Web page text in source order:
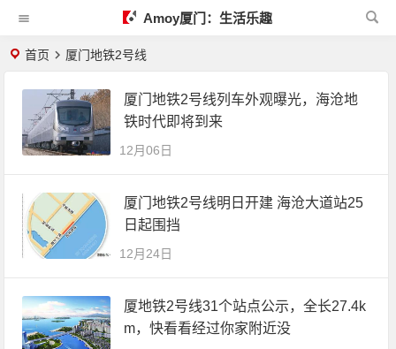
Amoy厦门：生活乐趣
首页 厦门地铁2号线
厦门地铁2号线列车外观曝光，海沧地
铁时代即将到来
12月06日
厦门地铁2号线明日开建 海沧大道站25
日起围挡
12月24日
厦地铁2号线31个站点公示，全长27.4k
m，快看看经过你家附近没